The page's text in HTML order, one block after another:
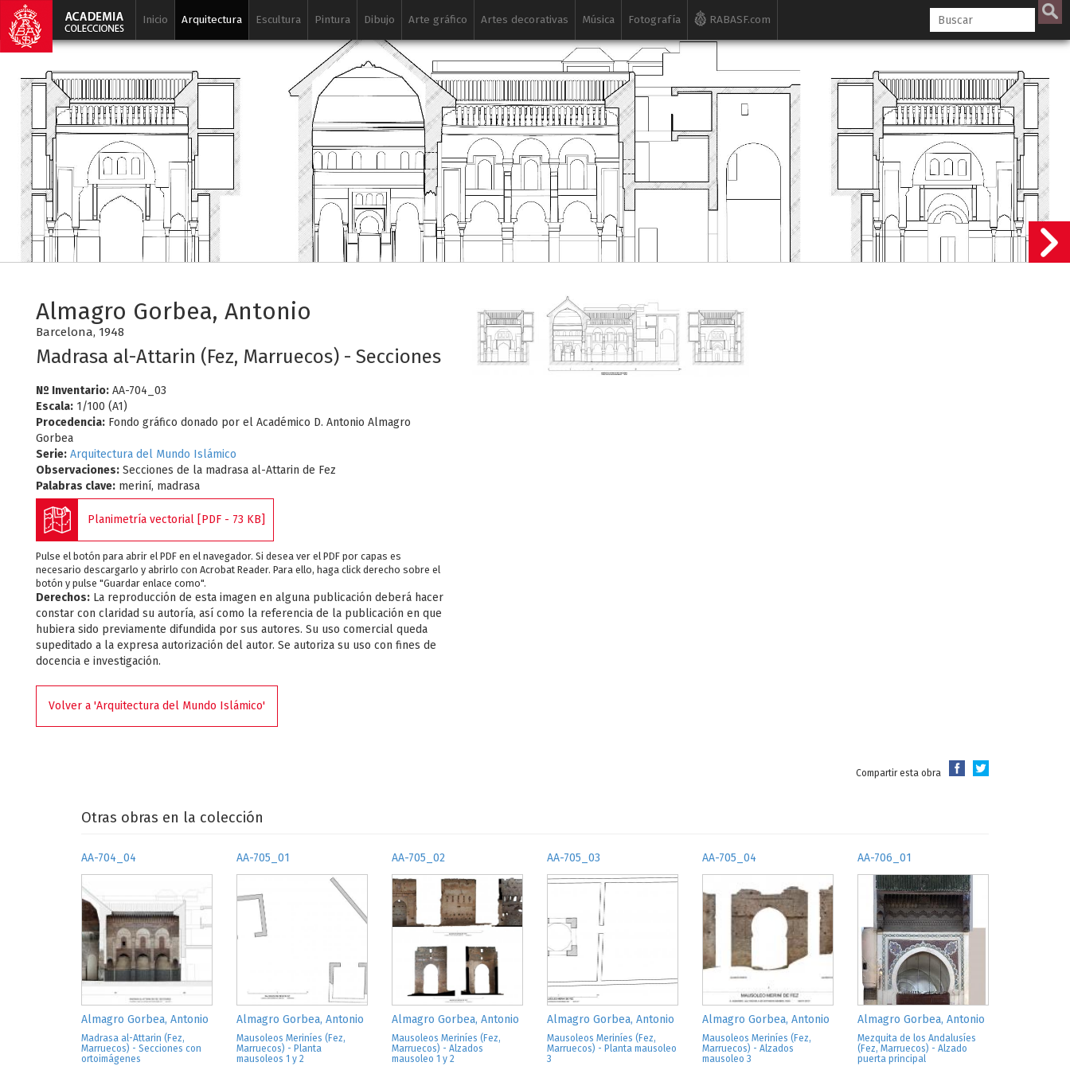
Inicio Arquitectura Escultura Pintura Dibujo Arte gráfico Artes decorativas Música Fotografía RABASF.com
Almagro Gorbea, Antonio
Barcelona, 1948
Madrasa al-Attarin (Fez, Marruecos) - Secciones
Nº Inventario: AA-704_03
Escala: 1/100 (A1)
Procedencia: Fondo gráfico donado por el Académico D. Antonio Almagro
Gorbea
Serie: Arquitectura del Mundo Islámico
Observaciones: Secciones de la madrasa al-Attarin de Fez
Palabras clave: meriní, madrasa
Planimetría vectorial [PDF - 73 KB]
Pulse el botón para abrir el PDF en el navegador. Si desea ver el PDF por capas es
necesario descargarlo y abrirlo con Acrobat Reader. Para ello, haga click derecho sobre el
botón y pulse "Guardar enlace como".
Derechos: La reproducción de esta imagen en alguna publicación deberá hacer
constar con claridad su autoría, así como la referencia de la publicación en que
hubiera sido previamente difundida por sus autores. Su uso comercial queda
supeditado a la expresa autorización del autor. Se autoriza su uso con fines de
docencia e investigación.
Volver a 'Arquitectura del Mundo Islámico'
Compartir esta obra
Otras obras en la colección
AA-704_04
Almagro Gorbea, Antonio
Madrasa al-Attarin (Fez,
Marruecos) - Secciones con
ortoimágenes
AA-705_01
Almagro Gorbea, Antonio
Mausoleos Meriníes (Fez,
Marruecos) - Planta
mausoleos 1 y 2
AA-705_02
Almagro Gorbea, Antonio
Mausoleos Meriníes (Fez,
Marruecos) - Alzados
mausoleo 1 y 2
AA-705_03
Almagro Gorbea, Antonio
Mausoleos Meriníes (Fez,
Marruecos) - Planta mausoleo
3
AA-705_04
Almagro Gorbea, Antonio
Mausoleos Meriníes (Fez,
Marruecos) - Alzados
mausoleo 3
AA-706_01
Almagro Gorbea, Antonio
Mezquita de los Andalusíes
(Fez, Marruecos) - Alzado
puerta principal